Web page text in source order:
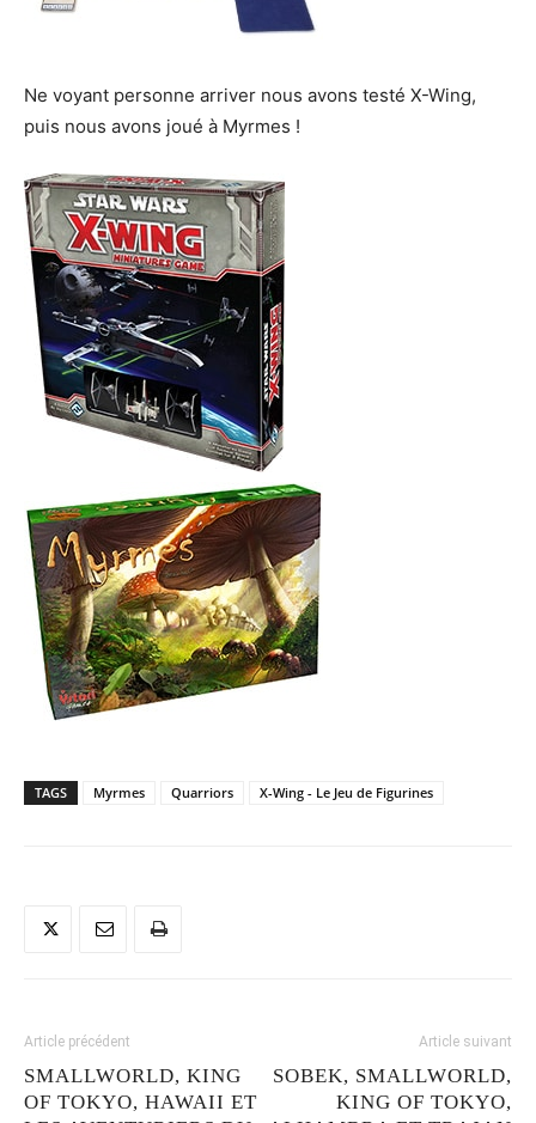
Ne voyant personne arriver nous avons testé X-Wing,
puis nous avons joué à Myrmes !
TAGS Myrmes Quarriors X-Wing - Le Jeu de Figurines
Article précédent
SMALLWORLD, KING
OF TOKYO, HAWAII ET
Article suivant
SOBEK, SMALLWORLD,
KING OF TOKYO,